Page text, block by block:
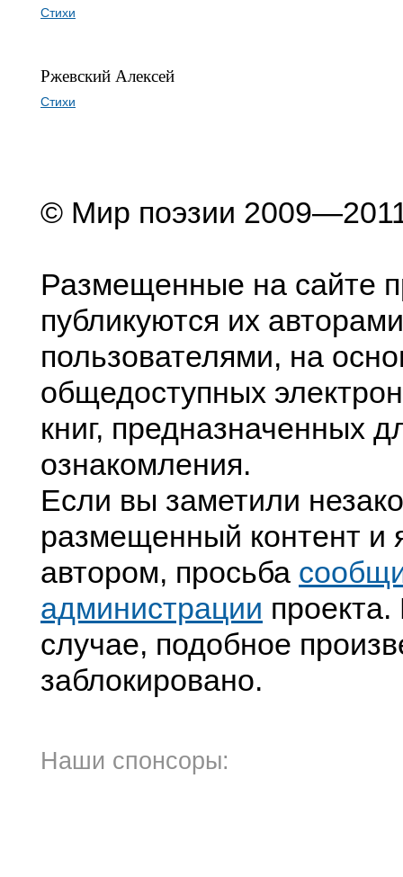
Стихи
Ржевский Алексей
Стихи
© Мир поэзии
Размещенные на сайте
публикуются их
пользователями, на
общедоступных
книг, предназначенных
ознакомления.
Если вы заметили
размещенный контент и
автором, просьба
администрации
случае, подобное
заблокировано.
Наши спонсоры: